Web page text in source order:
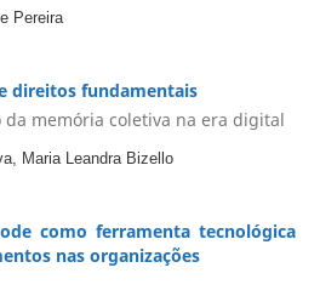
Pereira
direitos fundamentais
memória coletiva na era digital
Maria Leandra Bizello
como ferramenta tecnológica
nas organizações